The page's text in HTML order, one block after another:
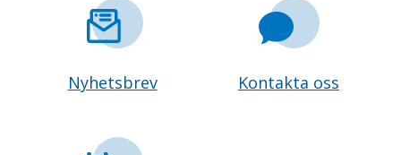
Nyhetsbrev Kontakta oss